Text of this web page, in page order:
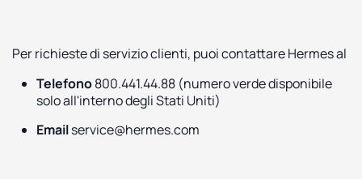
Per richieste di servizio clienti, puoi contattare Hermes al
Telefono800.441.44.88 (numero verde disponibile
solo all'interno degli Stati Uniti)
Emailservice@hermes.com